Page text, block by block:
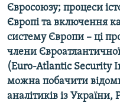
ДОЛУЧАЙСЯ!
Усі сайти RFE/RL
Євросоюзу; процеси
Європі та включення
систему Європи – ці
члени Євроатлантичної
(Euro-Atlantic Security
можна побачити
аналітиків із